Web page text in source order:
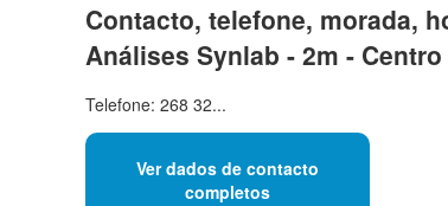
Contacto, telefone, morada,
Análises Synlab - 2m -
Telefone: 268 32...
Ver dados de contacto
completos